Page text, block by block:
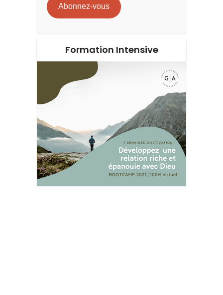
Abonnez-vous
Formation Intensive